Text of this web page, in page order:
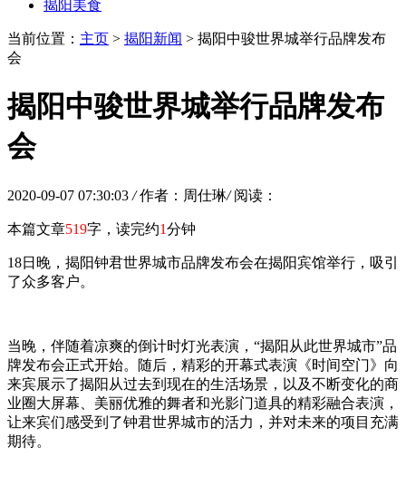
揭阳美食
当前位置： 主页 > 揭阳新闻 > 揭阳中骏世界城举行品牌发布
会
揭阳中骏世界城举行品牌发布
会
2020-09-07 07:30:03 / 作者：周仕琳/ 阅读：
本篇文章519字，读完约1分钟
18日晚，揭阳钟君世界城市品牌发布会在揭阳宾馆举行，吸引
了众多客户。
当晚，伴随着凉爽的倒计时灯光表演，“揭阳从此世界城市”品
牌发布会正式开始。随后，精彩的开幕式表演《时间空门》向
来宾展示了揭阳从过去到现在的生活场景，以及不断变化的商
业圈大屏幕、美丽优雅的舞者和光影门道具的精彩融合表演，
让来宾们感受到了钟君世界城市的活力，并对未来的项目充满
期待。